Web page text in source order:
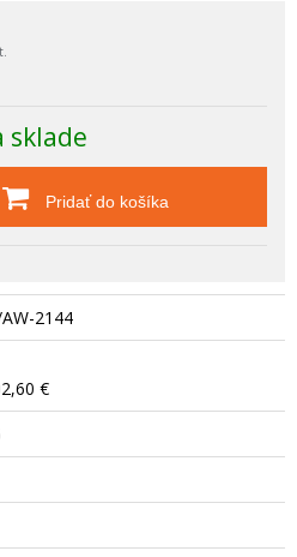
sklade
Pridať do košíka
2144
€